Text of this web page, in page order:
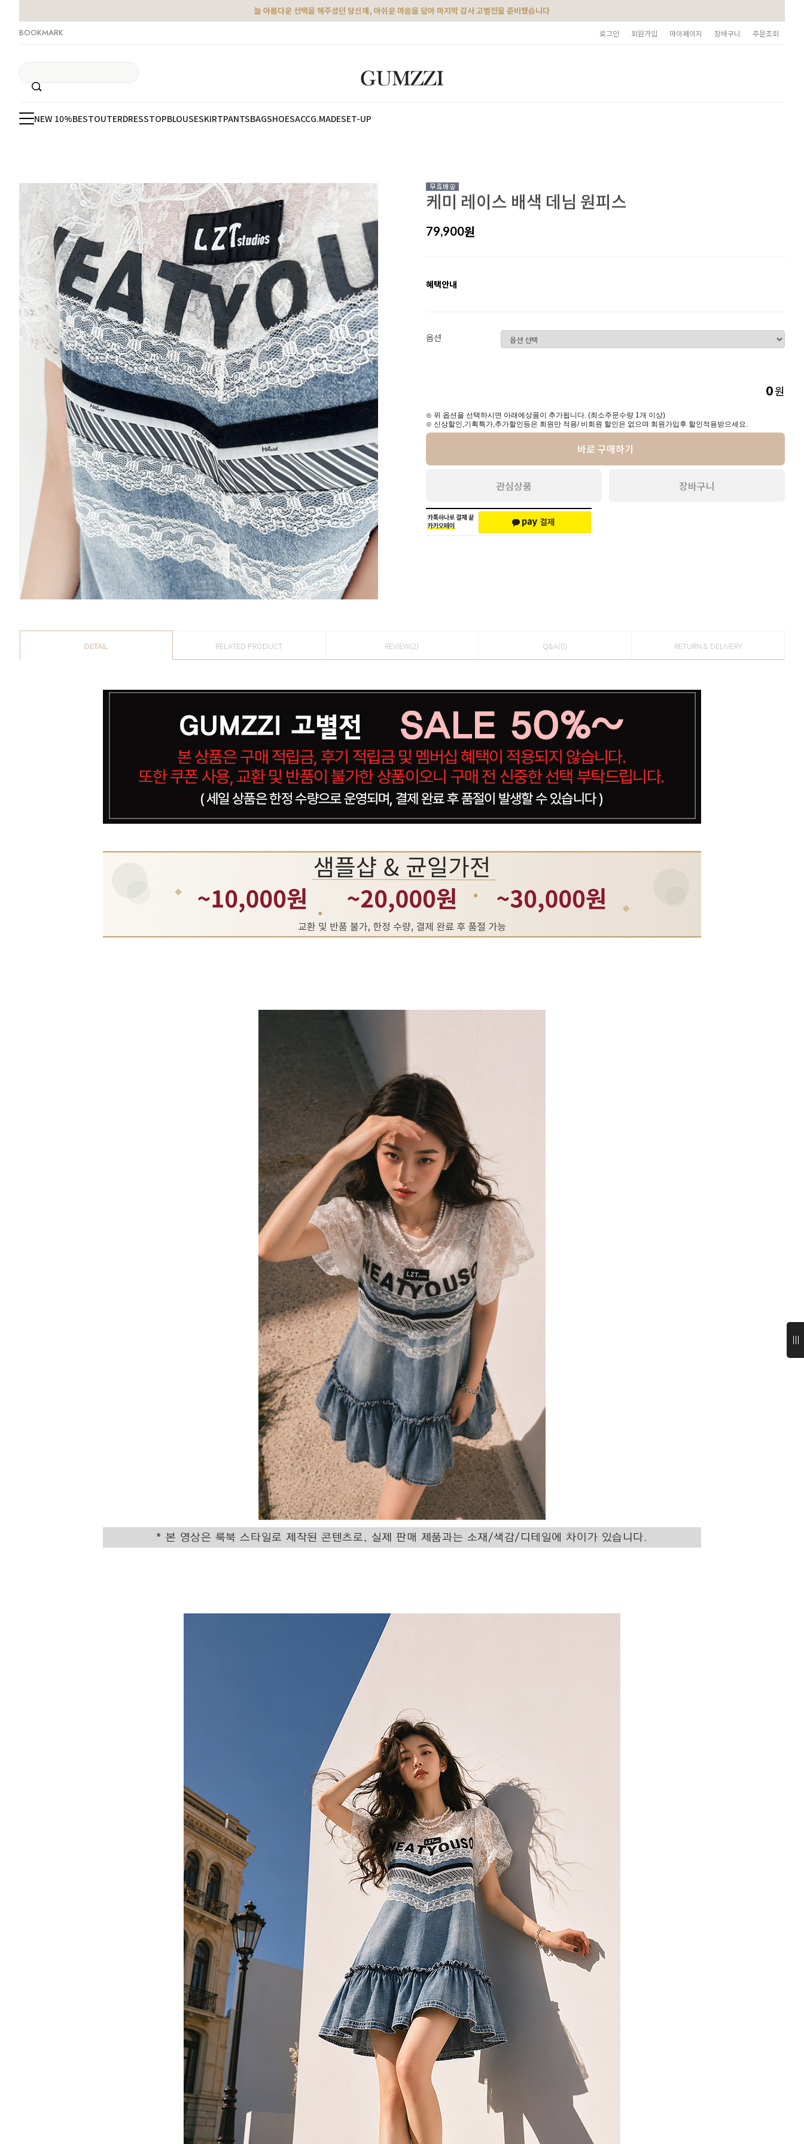
늘 아름다운 선택을 해주셨던 당신께, 아쉬운 마음을 담아 마지막 감사 고별전을 준비했습니다
BOOKMARK
로그인 회원가입 마이페이지 장바구니 주문조회
NEW 10%BESTOUTERDRESSTOPBLOUSESKIRTPANTSBAGSHOESACCG.MADESET-UP
케미 레이스 배색 데님 원피스
79,900원
혜택안내
옵션
0원
⊙ 위 옵션을 선택하시면 아래에상품이 추가됩니다. (최소주문수량 1개 이상)
⊙ 신상할인,기획특가,추가할인등은 회원만 적용/ 비회원 할인은 없으며 회원가입후 할인적용받으세요.
바로 구매하기
관심상품 장바구니
DETAIL RELATED PRODUCT REVIEW(2) Q&A(0) RETURN & DELIVERY